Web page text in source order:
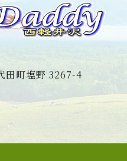
田町塩野 3267-4